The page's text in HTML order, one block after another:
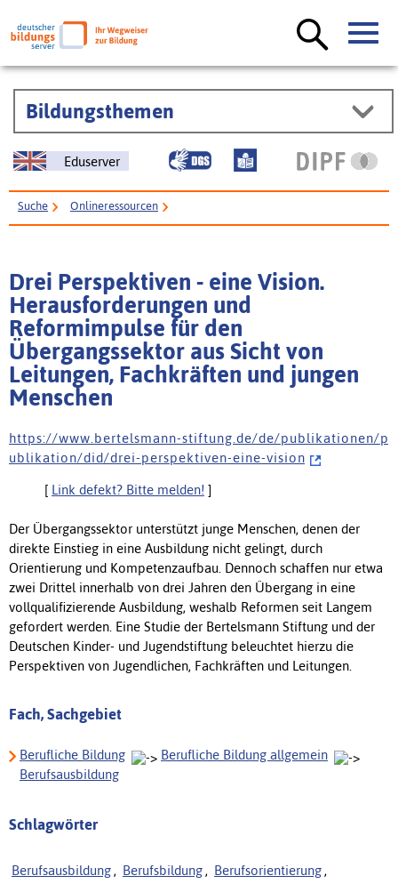
Bildungsthemen
Eduserver
Suche Onlineressourcen
Menschen
Drei Perspektiven - eine Vision.
Herausforderungen und
Reformimpulse für den
Übergangssektor aus Sicht von
Leitungen, Fachkräften und jungen
Menschen
h t t p s : / / w w w . b e r t e l s m a n n - s t i f t u n g . d e / d e / p u b l i k a t i o n e n / p
u b l i k a t i o n / d i d / d r e i - p e r s p e k t i v e n - e i n e - v i s i o n
[ Link defekt? Bitte melden! ]
Der Übergangssektor unterstützt junge Menschen, denen der
direkte Einstieg in eine Ausbildung nicht gelingt, durch
Orientierung und Kompetenzaufbau. Dennoch schaffen nur etwa
zwei Drittel innerhalb von drei Jahren den Übergang in eine
vollqualifizierende Ausbildung, weshalb Reformen seit Langem
gefordert werden. Eine Studie der Bertelsmann Stiftung und der
Deutschen Kinder- und Jugendstiftung beleuchtet hierzu die
Perspektiven von Jugendlichen, Fachkräften und Leitungen.
Fach, Sachgebiet
Berufliche Bildung
Berufliche Bildung allgemein
Berufsausbildung
Schlagwörter
Berufsausbildung , Berufsbildung , Berufsorientierung ,